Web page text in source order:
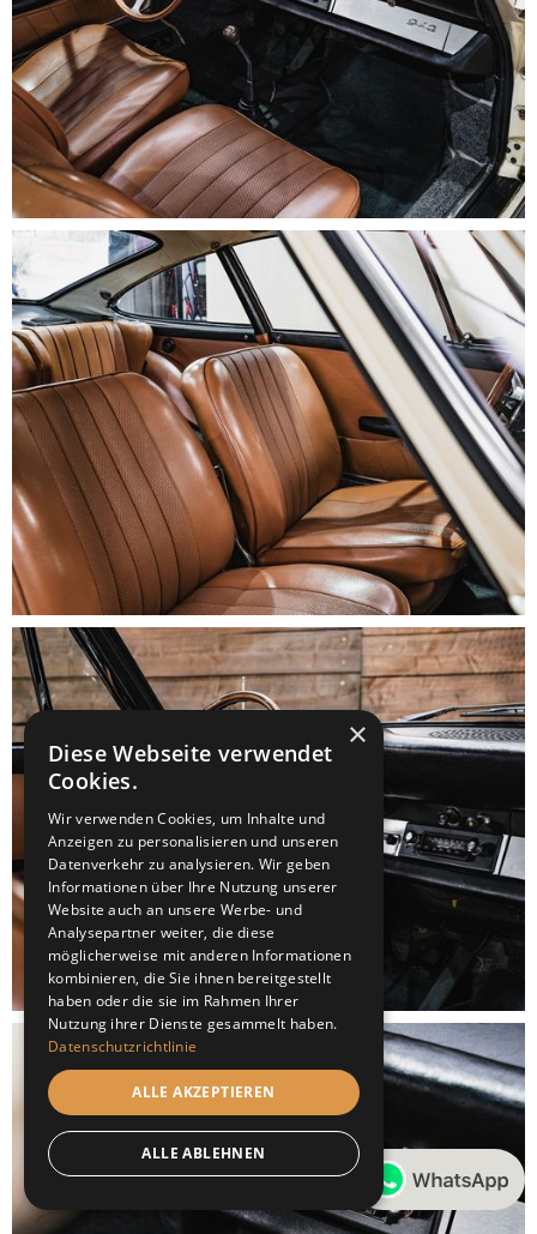
×
Diese Webseite verwendet
Cookies.
Wir verwenden Cookies, um Inhalte und
Anzeigen zu personalisieren und unseren
Datenverkehr zu analysieren. Wir geben
Informationen über Ihre Nutzung unserer
Website auch an unsere Werbe- und
Analysepartner weiter, die diese
möglicherweise mit anderen Informationen
kombinieren, die Sie ihnen bereitgestellt
haben oder die sie im Rahmen Ihrer
Nutzung ihrer Dienste gesammelt haben.
Datenschutzrichtlinie
ALLE AKZEPTIEREN
ALLE ABLEHNEN